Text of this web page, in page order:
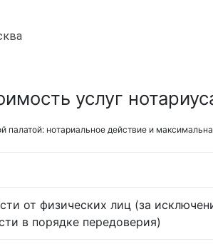
услуг
палатой: нотариальное действие и
от физических лиц (за
в порядке передоверия)